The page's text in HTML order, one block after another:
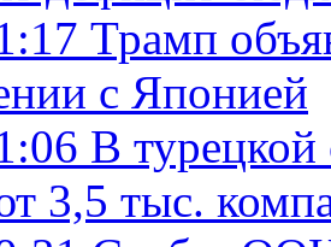
Трамп
с Японией
В
3,5 тыс.